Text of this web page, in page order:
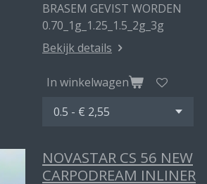
BRASEM GEVIST WORDEN
0.70_1g_1.25_1.5_2g_3g
Bekijk details
In winkelwagen
NOVASTAR CS 56 NEW
CARPODREAM INLINER